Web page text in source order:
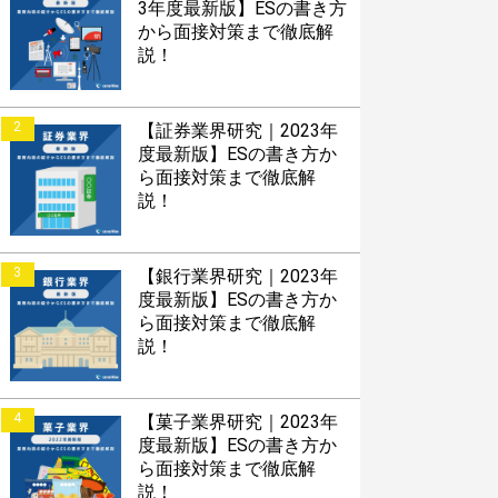
3年度最新版】ESの書き方
から面接対策まで徹底解
説！
2
【証券業界研究｜2023年
度最新版】ESの書き方か
ら面接対策まで徹底解
説！
3
【銀行業界研究｜2023年
度最新版】ESの書き方か
ら面接対策まで徹底解
説！
4
【菓子業界研究｜2023年
度最新版】ESの書き方か
ら面接対策まで徹底解
説！